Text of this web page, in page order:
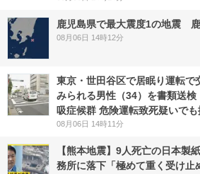
鹿児島県で最大震度1の地震
08月06日 14時12分
東京・世田谷区で居眠り運転で
みられる男性（34）を書類送
吸症候群 危険運転致死疑いで
08月06日 14時11分
【熊本地震】9人死亡の日本
務所に落下「極めて重く受け